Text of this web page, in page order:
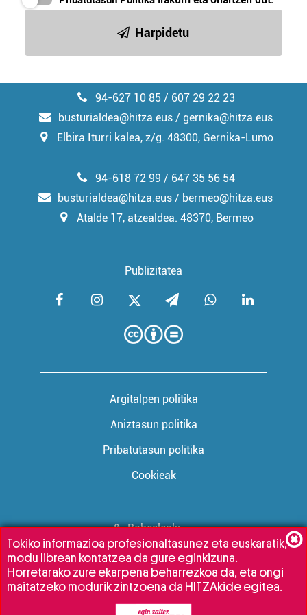
irakurri
Harpidetu
94-627 10 85 / 607 29 22 23
busturialdea@hitza.eus / gernika@hitza.eus
Elbira Iturri kalea, z/g. 48300, Gernika-Lumo
Publizitatea
94-618 72 99 / 647 35 56 54
busturialdea@hitza.eus / bermeo@hitza.eus
Atalde 17, atzealdea. 48370, Bermeo
Argitalpen politika
Aniztasun politika
Pribatutasun politika
Cookieak
Babesleak:
Tokiko informazioa profesionaltasunez eta euskaratik,
modu librean kontatzea da gure eginkizuna.
Horretarako zure ekarpena beharrezkoa da, eta ongi
maitatzeko modurik zintzoena da HITZAkide egitea.